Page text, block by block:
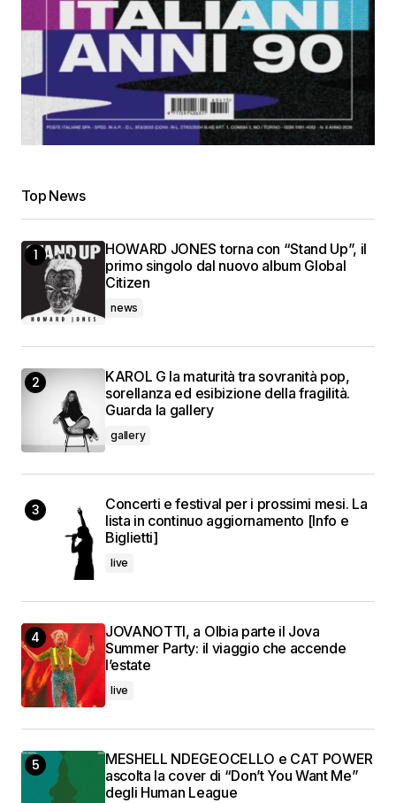
Top News
HOWARD JONES torna con “Stand Up”, il
primo singolo dal nuovo album Global
Citizen
news
KAROL G la maturità tra sovranità pop,
sorellanza ed esibizione della fragilità.
Guarda la gallery
gallery
Concerti e festival per i prossimi mesi. La
lista in continuo aggiornamento [Info e
Biglietti]
live
JOVANOTTI, a Olbia parte il Jova
Summer Party: il viaggio che accende
l’estate
live
MESHELL NDEGEOCELLO e CAT POWER
ascolta la cover di “Don’t You Want Me”
degli Human League